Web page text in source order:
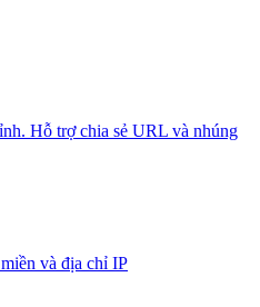
Hỗ trợ chia sẻ URL và nhúng
và địa chỉ IP